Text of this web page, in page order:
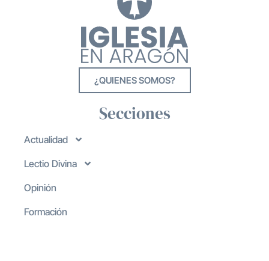
¿QUIENES SOMOS?
Secciones
Actualidad
Lectio Divina
Opinión
Formación